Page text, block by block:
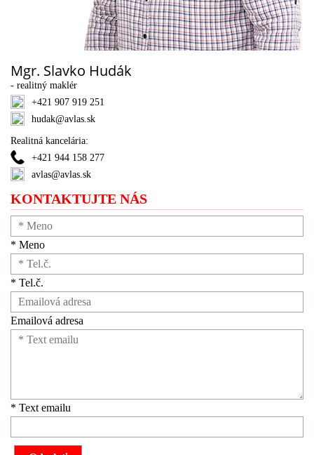
Mgr. Slavko Hudák
- realitný maklér
+421 907 919 251
hudak@avlas.sk
Realitná kancelária:
+421 944 158 277
avlas@avlas.sk
KONTAKTUJTE NÁS
* Meno
* Tel.č.
Emailová adresa
* Text emailu